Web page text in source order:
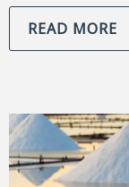
READ MORE